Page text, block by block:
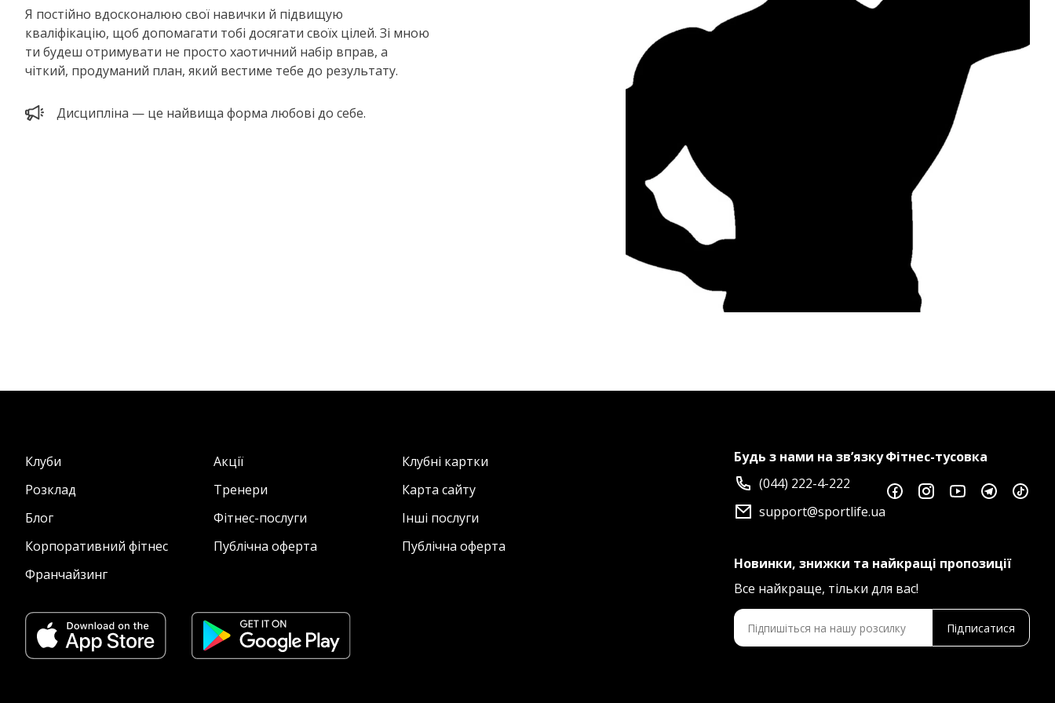
Я постійно вдосконалюю свої навички й підвищую
кваліфікацію, щоб допомагати тобі досягати своїх цілей. Зі мною
ти будеш отримувати не просто хаотичний набір вправ, а
чіткий, продуманий план, який вестиме тебе до результату.
Дисципліна — це найвища форма любові до себе.
Клуби Акції
Клубні картки
Розклад
Тренери
Карта сайту
Блог
Фітнес-послуги
Інші послуги
Корпоративний фітнес
Публічна оферта
Публічна оферта
Франчайзинг
Будь з нами на зв’язку
(044) 222-4-222
support@sportlife.ua
Фітнес-тусовка
Новинки, знижки та найкращі пропозиції
Все найкраще, тільки для вас!
Підписатися